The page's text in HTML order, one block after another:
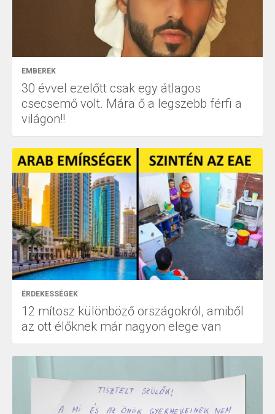
EMBEREK
30 évvel ezelőtt csak egy átlagos
csecsemő volt. Mára ő a legszebb férfi a
világon!!
ÉRDEKESSÉGEK
12 mítosz különböző országokról, amiből
az ott élőknek már nagyon elege van